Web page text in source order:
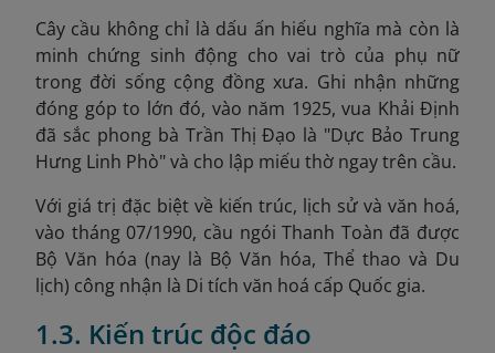
Cây cầu không chỉ là dấu ấn hiếu nghĩa mà còn là
minh chứng sinh động cho vai trò của phụ nữ
trong đời sống cộng đồng xưa. Ghi nhận những
đóng góp to lớn đó, vào năm 1925, vua Khải Định
đã sắc phong bà Trần Thị Đạo là "Dực Bảo Trung
Hưng Linh Phò" và cho lập miếu thờ ngay trên cầu.
Với giá trị đặc biệt về kiến trúc, lịch sử và văn hoá,
vào tháng 07/1990, cầu ngói Thanh Toàn đã được
Bộ Văn hóa (nay là Bộ Văn hóa, Thể thao và Du
lịch) công nhận là Di tích văn hoá cấp Quốc gia.
1.3. Kiến trúc độc đáo